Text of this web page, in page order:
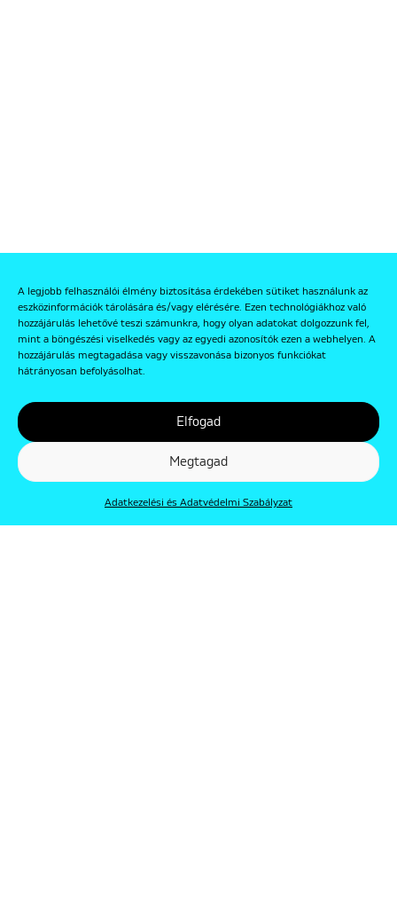
A legjobb felhasználói élmény biztosítása érdekében sütiket használunk az
eszközinformációk tárolására és/vagy elérésére. Ezen technológiákhoz való
hozzájárulás lehetővé teszi számunkra, hogy olyan adatokat dolgozzunk fel,
mint a böngészési viselkedés vagy az egyedi azonosítók ezen a webhelyen. A
hozzájárulás megtagadása vagy visszavonása bizonyos funkciókat
hátrányosan befolyásolhat.
Elfogad
Megtagad
Adatkezelési és Adatvédelmi Szabályzat